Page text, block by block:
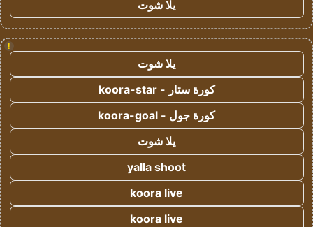
يلا شوت
!
يلا شوت
كورة ستار - koora-star
كورة جول - koora-goal
يلا شوت
yalla shoot
koora live
koora live